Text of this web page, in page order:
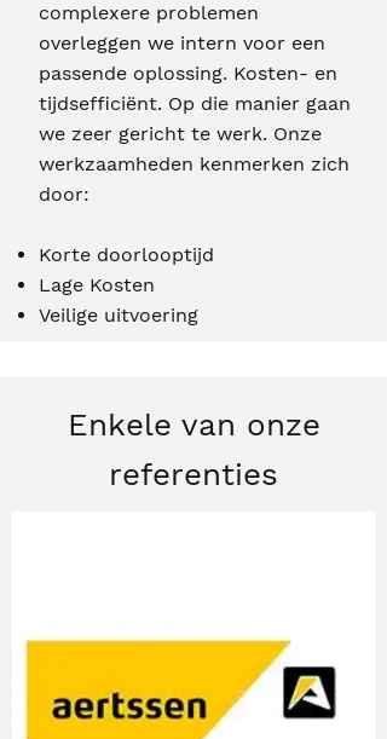
complexere problemen
overleggen we intern voor een
passende oplossing. Kosten- en
tijdsefficiënt. Op die manier gaan
we zeer gericht te werk. Onze
werkzaamheden kenmerken zich
door:
Korte doorlooptijd
Lage Kosten
Veilige uitvoering
Enkele van onze
referenties